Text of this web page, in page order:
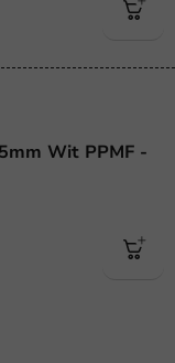
Wit PPMF -